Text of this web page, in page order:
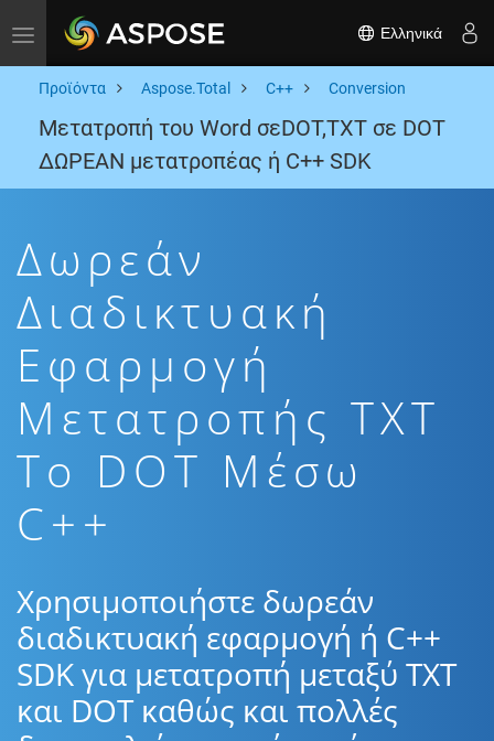
Toggle navigation Ελληνικά
Προϊόντα Aspose.Total C++ Conversion
Μετατροπή του Word σεDOT,TXT σε DOT
ΔΩΡΕΑΝ μετατροπέας ή C++ SDK
Δωρεάν
Διαδικτυακή
Εφαρμογή
Μετατροπής TXT
To DOT Μέσω
C++
Χρησιμοποιήστε δωρεάν
διαδικτυακή εφαρμογή ή C++
SDK για μετατροπή μεταξύ TXT
και DOT καθώς και πολλές